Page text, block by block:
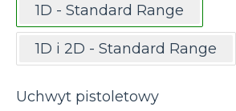
1D - Standard Range
1D i 2D - Standard Range
Uchwyt pistoletowy